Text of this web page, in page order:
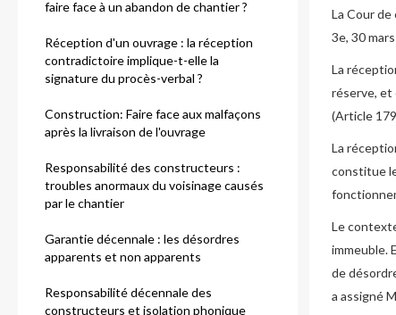
faire face à un abandon de chantier ?
Réception d'un ouvrage : la réception
contradictoire implique-t-elle la
signature du procès-verbal ?
Construction: Faire face aux malfaçons
après la livraison de l'ouvrage
Responsabilité des constructeurs :
troubles anormaux du voisinage causés
par le chantier
Garantie décennale : les désordres
apparents et non apparents
Responsabilité décennale des
constructeurs et isolation phonique
La Cour
3e, 30
La
réserve, et
(Article
La
constitue
Le
immeuble.
de
a assigné